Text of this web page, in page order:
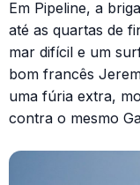
Em Pipeline, a
até as quartas de
mar difícil e um
bom francês
uma fúria extra,
contra o mesmo